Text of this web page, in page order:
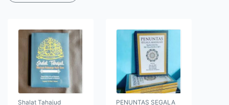
Shalat Tahajud PENUNTAS SEGALA